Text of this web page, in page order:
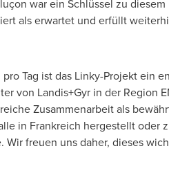
war ein Schlüssel zu
als erwartet und erfüllt
Tag ist das Linky-Projekt ein
von Landis+Gyr in der Region
Zusammenarbeit als
in Frankreich hergestellt oder
freuen uns daher, dieses